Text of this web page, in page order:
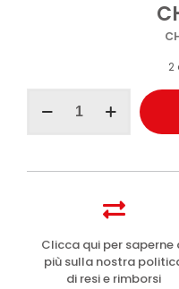
2
Hydra
Clicca qui per saperne
più sulla nostra
di resi e rimborsi